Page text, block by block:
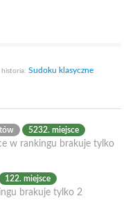
historia: Sudoku klasyczne
5232. miejsce
w rankingu brakuje tylko
122. miejsce
brakuje tylko 2